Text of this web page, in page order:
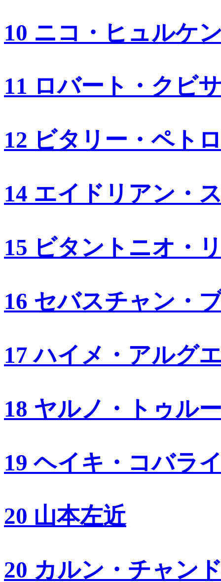
10 ニコ・ヒュルケ
11 ロバート・クビ
12 ビタリー・ペト
14 エイドリアン・
15 ビタントニオ・
16 セバスチャン・
17 ハイメ・アルグ
18 ヤルノ・トゥル
19 ヘイキ・コバラ
20 山本左近
20 カルン・チャン